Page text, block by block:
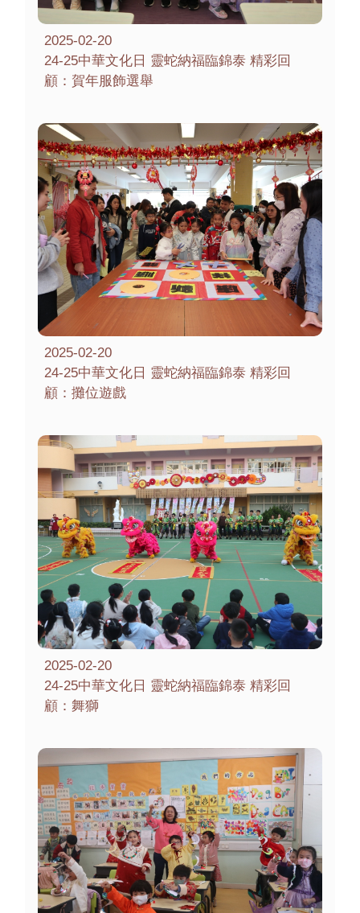
2025-02-20
24-25中華文化日 靈蛇納福臨錦泰 精彩回
顧：賀年服飾選舉
2025-02-20
24-25中華文化日 靈蛇納福臨錦泰 精彩回
顧：攤位遊戲
2025-02-20
24-25中華文化日 靈蛇納福臨錦泰 精彩回
顧：舞獅